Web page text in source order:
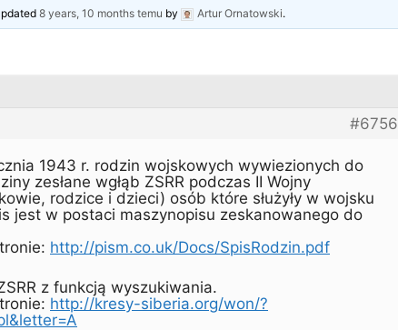
8 years, 10 months temu by Artur Ornatowski.
#6756
1943 r. rodzin wojskowych wywiezionych do
zesłane wgłąb ZSRR podczas II Wojny
rodzice i dzieci) osób które służyły w wojsku
jest w postaci maszynopisu zeskanowanego do
http://pism.co.uk/Docs/SpisRodzin.pdf
z funkcją wyszukiwania.
http://kresy-siberia.org/won/?